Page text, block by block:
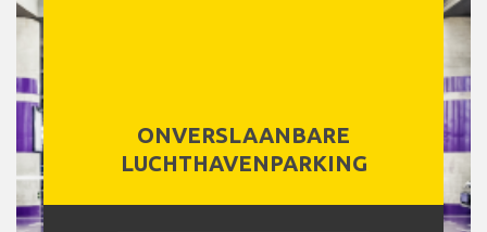
ONVERSLAANBARE
LUCHTHAVENPARKING